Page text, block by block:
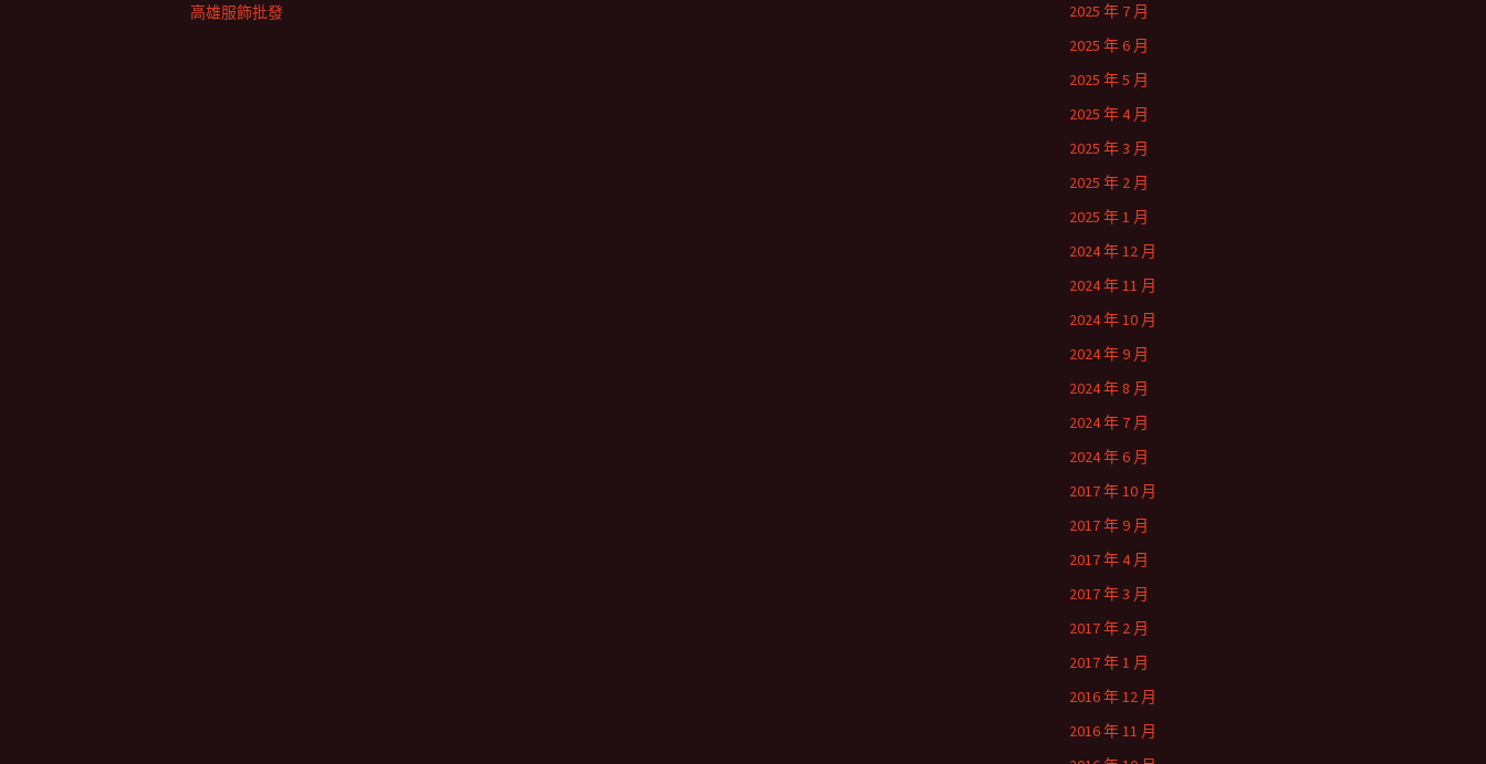
2025 年 7 月
2025 年 6 月
2025 年 5 月
2025 年 4 月
2025 年 3 月
2025 年 2 月
2025 年 1 月
2024 年 12 月
2024 年 11 月
2024 年 10 月
2024 年 9 月
2024 年 8 月
2024 年 7 月
2024 年 6 月
2017 年 10 月
2017 年 9 月
2017 年 4 月
2017 年 3 月
2017 年 2 月
2017 年 1 月
2016 年 12 月
2016 年 11 月
高雄服飾批發